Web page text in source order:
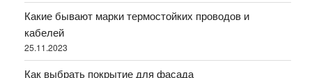
Какие бывают марки термостойких проводов и
кабелей
25.11.2023
Как выбрать покрытие для фасада